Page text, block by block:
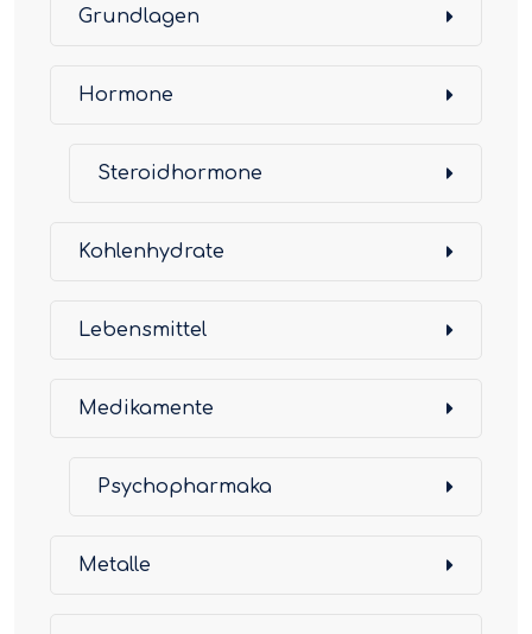
Grundlagen
Hormone
Steroidhormone
Kohlenhydrate
Lebensmittel
Medikamente
Psychopharmaka
Metalle